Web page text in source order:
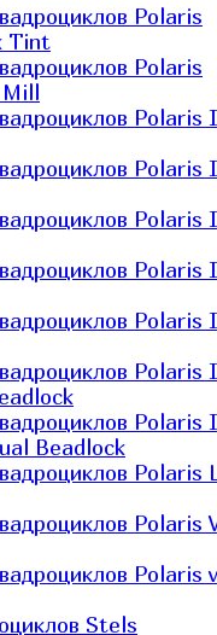
Polaris
Tint
Polaris
Mill
Polaris
Polaris
Polaris
Polaris
Polaris
Polaris
Polaris
Beadlock
Polaris
Polaris
Polaris
Stels